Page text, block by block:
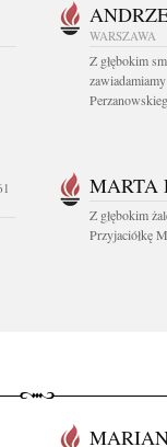
WARSZAWA
Z głębokim
MARTA
Z głębokim
Przyjaciółkę